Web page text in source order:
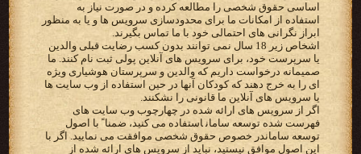
‫استفاده از امکانات ما برای محدودسازی سرویس ها و یا به منظور
ابراز نگرانی های احتمالی خود با ما تماس بگیرند.‬
‫اشخاص زیر 18 سال نمی توانند بدون کسب رضایت قبلی والدین
یا سرپرست خود، برای سرویس های آنلاین پولی ثبت نام کنند.‬ ‫ما
صمیمانه درخواست داریم که والدین و سرپرستان هوشیاری ویژه
ای را به خرج دهند که کودکان آنها در حین استفاده از وب‬ ‫سایت ها
یا سرویس های آنلاین ما قانونی را نشکنند.‬
‫اگر از سرویس های ارائه شده در چهارچوب وب سایت های
توسعه سامان‬در خصوص حقوق شخصی موافقت می نمایید. اگر با